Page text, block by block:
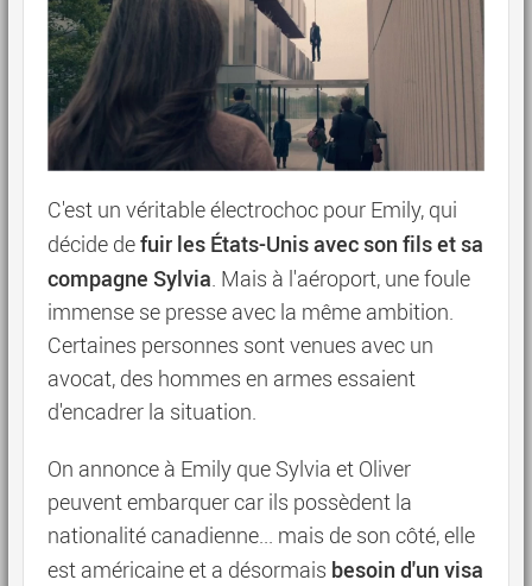
C'est un véritable électrochoc pour Emily, qui
décide defuir les États-Unis avec son fils et sa
compagne Sylvia. Mais à l'aéroport, une foule
immense se presse avec la même ambition.
Certaines personnes sont venues avec un
avocat, des hommes en armes essaient
d'encadrer la situation.
On annonce à Emily que Sylvia et Oliver
peuvent embarquer car ils possèdent la
nationalité canadienne... mais de son côté, elle
est américaine et a désormais besoin d'un visa